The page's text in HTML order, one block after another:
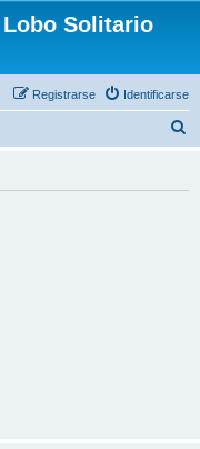
Solitario
Identificarse
Registrarse